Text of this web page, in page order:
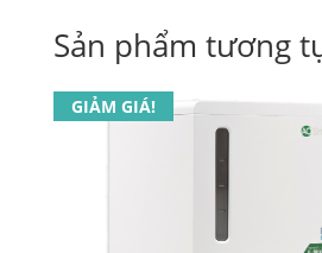
Sản phẩm tương
GIẢM GIÁ!